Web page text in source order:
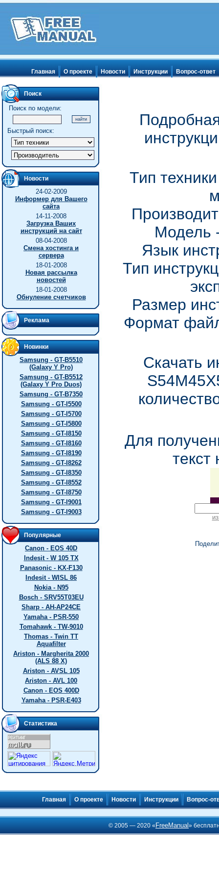
Главная О проекте Новости Инструкции Вопрос-ответ
Поиск
Поиск по модели:
Быстрый поиск:
Новости
24-02-2009
Информер для Вашего
сайта
14-11-2008
Загрузка Ваших
инструкций на сайт
08-04-2008
Смена хостинга и
сервера
18-01-2008
Новая рассылка
новостей
18-01-2008
Обнуление счетчиков
Реклама
Новинки
Samsung - GT-B5510
(Galaxy Y Pro)
Samsung - GT-B5512
(Galaxy Y Pro Duos)
Samsung - GT-B7350
Samsung - GT-I5500
Samsung - GT-I5700
Samsung - GT-I5800
Samsung - GT-I8150
Samsung - GT-I8160
Samsung - GT-I8190
Samsung - GT-I8262
Samsung - GT-I8350
Samsung - GT-I8552
Samsung - GT-I8750
Samsung - GT-I9001
Samsung - GT-I9003
Популярные
Canon - EOS 40D
Indesit - W 105 TX
Panasonic - KX-F130
Indesit - WISL 86
Nokia - N95
Bosch - SRV55T03EU
Sharp - AH-AP24CE
Yamaha - PSR-550
Tomahawk - TW-9010
Thomas - Twin TT
Aquafilter
Ariston - Margherita 2000
(ALS 88 X)
Ariston - AVSL 105
Ariston - AVL 100
Canon - EOS 400D
Yamaha - PSR-E403
Статистика
Тип
Модель
Язык
Тип
Размер
Формат
Скачать
Для
текст
Главная О проекте Новости Инструкции Вопрос-
© 2005 — 2020 « FreeManual»